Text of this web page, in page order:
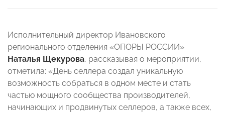
Исполнительный директор Ивановского
регионального отделения «ОПОРЫ РОССИИ»
Наталья Щекурова, рассказывая о мероприятии,
отметила: «День селлера создал уникальную
возможность собраться в одном месте и стать
частью мощного сообщества производителей,
начинающих и продвинутых селлеров, а также всех,